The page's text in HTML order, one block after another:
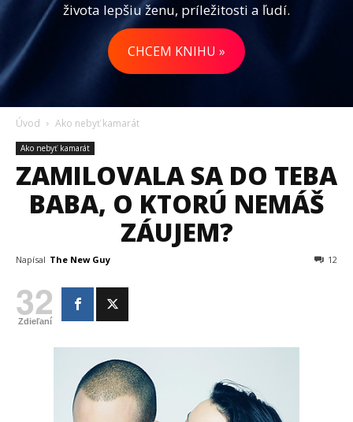
života lepšiu ženu, príležitosti a ľudí.
CHCEM KNIHU »
Úvod Ako nebyť kamarát
Ako nebyť kamarát
ZAMILOVALA SA DO TEBA
BABA, O KTORÚ NEMÁŠ
ZÁUJEM?
Napísal The New Guy 12
32
Zdieľaní